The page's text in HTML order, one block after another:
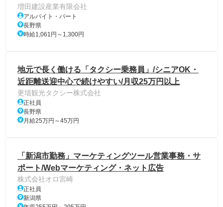
増田建設産業有限会社
アルバイト・パート
長野県
時給1,061円～1,300円
地元で長く働ける「タクシー乗務員」/シニアOK・
近距離送迎中心で続けやすい/月収25万円以上
更埴観光タクシー株式会社
正社員
長野県
月給25万円～45万円
「新潟市勤務」マーケティングツール営業事務・サ
ポート/Webマーケティング・ネット広告
株式会社オロ宮崎
正社員
新潟県